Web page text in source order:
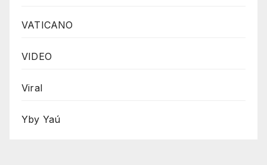
VATICANO
VIDEO
Viral
Yby Yaú